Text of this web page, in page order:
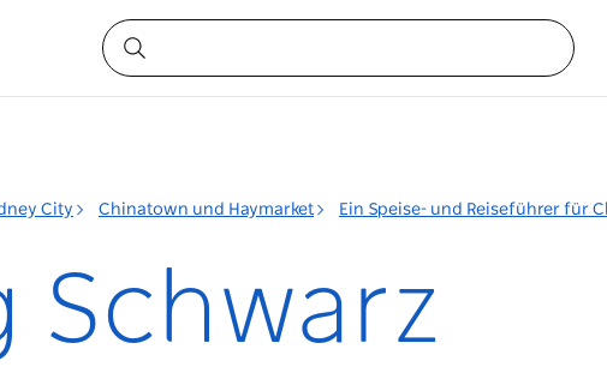
City Chinatown und Haymarket Ein Speise- und Reiseführer für
Schwarz